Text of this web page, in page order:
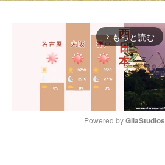
arrow_forward_ios もっと読む
Powered by GliaStudios